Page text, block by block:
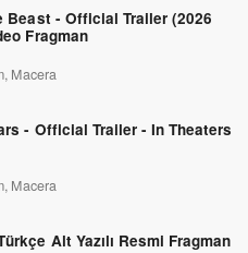
Beast - Official Trailer (2026
Fragman
Macera
- Official Trailer - In Theaters
Macera
Alt Yazılı Resmi Fragman